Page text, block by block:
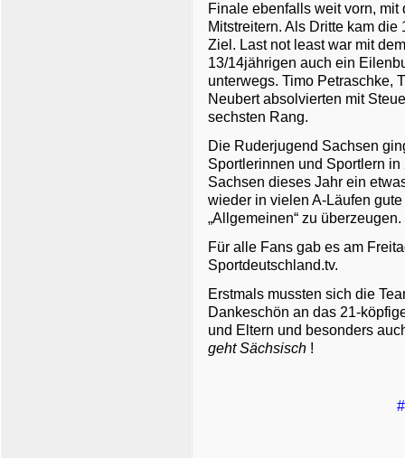
Finale ebenfalls weit vorn,
Mitstreitern. Als Dritte kam
Ziel. Last not least war mit
13/14jährigen auch ein
unterwegs. Timo Petraschke,
Neubert absolvierten mit
sechsten Rang.
Die Ruderjugend Sachsen
Sportlerinnen und Sportlern
Sachsen dieses Jahr ein
wieder in vielen A-Läufen
„Allgemeinen“ zu überzeugen.
Für alle Fans gab es am
Sportdeutschland.tv.
Erstmals mussten sich die
Dankeschön an das 21-
und Eltern und besonders
geht Sächsisch !